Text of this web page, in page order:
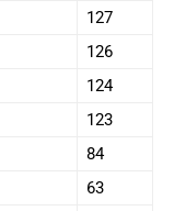
127
126
124
123
84
63